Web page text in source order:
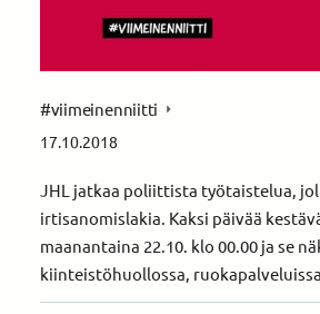
#viimeinenniitti
17.10.2018
JHL jatkaa poliittista työtaistelua,
irtisanomislakia. Kaksi päivää
maanantaina 22.10. klo 00.00 ja se
kiinteistöhuollossa,